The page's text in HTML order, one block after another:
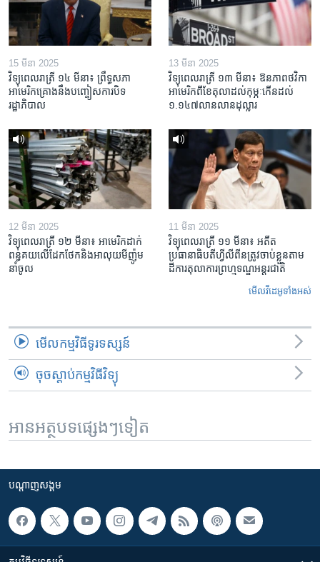
15 មីនា 2025
វិទ្យុពេលរាត្រី ១៤ មីនា៖ ព្រឹទ្ធសភា
អាមេរិកគ្រោងនឹងបញ្ចៀសការបិទ
រដ្ឋាភិបាល
13 មីនា 2025
វិទ្យុពេលរាត្រី ១៣ មីនា៖ ឱនភាព​ថវិកា​
អាមេរិក​ពី​ខែ​តុលា​ដល់​កុម្ភៈ​កើន​ដល់​
១.១៤៧​លានលាន​ដុល្លារ
12 មីនា 2025
វិទ្យុពេលរាត្រី ១២ មីនា៖ អាមេរិក​ដាក់​
ពន្ធគយ​លើ​ដែកថែក​និង​អាលុយ​មីញ៉ូម​
នាំចូល
11 មីនា 2025
វិទ្យុពេលរាត្រី ១១ មីនា៖ អតីត​
ប្រធានាធិបតីហ្វីលីពីន​ត្រូវ​ចាប់ខ្លួនតាម
ដីការ​តុលាការ​ព្រហ្មទណ្ឌ​អន្តរជាតិ
មើល​វីដេអូ​ទាំង​អស់
មើល​កម្មវិធី​ទូរទស្សន៍
ចុចស្តាប់កម្មវិធីវិទ្យុ
អានអត្ថបទផ្សេងៗទៀត
បណ្តាញ​សង្គម